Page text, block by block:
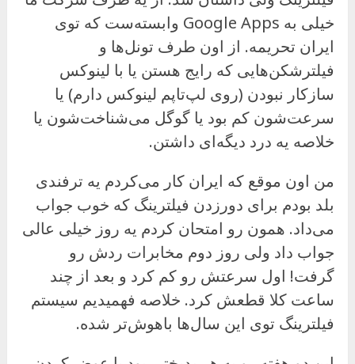
خیلی به Google Apps وابسته‌ست که توی
ایران تحریمه. از اون طرف تونل‌ها و
فیلترشکن‌هایی که رایج هستن یا با لینوکس
سازکار نبودن (روی لپ‌تاپم لینوکس دارم) یا
سرعت‌شون کم بود یا گوگل می‌شناخت‌شون یا
خلاصه یه درد دیگه‌ای داشتن.
من اون موقع که ایران کار می‌کردم یه ترفندی
بلد بودم برای دورزدن فیلترینگ که خوب جواب
می‌داد. همون رو امتحان کردم یه روز خیلی عالی
جواب داد ولی روز دوم مخابرات ردش رو
گرفت! اول سرعتش رو کم کرد و بعد از چند
ساعت کلا قطعش کرد. خلاصه فهمیدیم سیستم
فیلترینگ توی این سال‌ها باهوش‌تر شده.